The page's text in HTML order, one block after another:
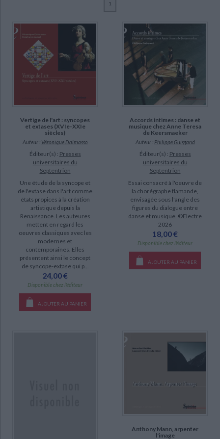
CHARGEMENT...
Classiques scolaires Littérature ancienne et médiévale
Littérature de voyage
Littérature en version originale Humour
Histoire de France Biographies historiques
Histoire - Généralités Histoire des pays
Histoire ancienne
Culture scientifique
Boulanger, Christophe (2)
Chèvremont, Alexandre (2)
Guisgand, Philippe (2)
Joubert, Muriel (2)
SUPPORT
livre (22)
SÉRIE
Ecouter, écrire la résonance (2)
DISPONIBILITÉ
disponible (12)
epuise (8)
a-paraitre (1)
manquant (1)
1
Vertige de l'art : syncopes
et extases (XVIe-XXIe
siècles)
Auteur : Véronique Dalmasso
Éditeur(s) : Presses
universitaires du
Septentrion
Une étude de la syncope et
de l'extase dans l'art comme
états propices à la création
artistique depuis la
Renaissance. Les auteures
mettent en regard les
oeuvres classiques avec les
modernes et
contemporaines. Elles
présentent ainsi le concept
de syncope-extase qui p...
24,00 €
Disponible chez l'éditeur
AJOUTER AU PANIER
Accords intimes : danse et
musique chez Anne Teresa
de Keersmaeker
Auteur : Philippe Guisgand
Éditeur(s) : Presses
universitaires du
Septentrion
Essai consacré à l'oeuvre de
la chorégraphe flamande,
envisagée sous l'angle des
figures du dialogue entre
danse et musique. ©Electre
2026
18,00 €
Disponible chez l'éditeur
AJOUTER AU PANIER
Anthony Mann, arpenter
l'image